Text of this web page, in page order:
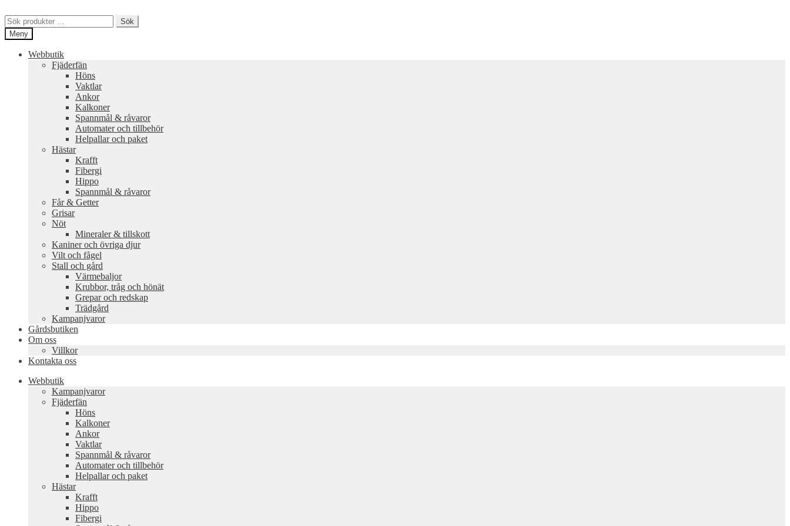
till
navigering
till
innehåll
Sök
efter:
Sök
Meny
Webbutik
Fjäderfän
Höns
Vaktlar
Ankor
Kalkoner
Spannmål & råvaror
Automater och tillbehör
Helpallar och paket
Hästar
Krafft
Fibergi
Hippo
Spannmål & råvaror
Får & Getter
Grisar
Nöt
Mineraler & tillskott
Kaniner och övriga djur
Vilt och fågel
Stall och gård
Värmebaljor
Krubbor, tråg och hönät
Grepar och redskap
Trädgård
Kampanjvaror
Gårdsbutiken
Om oss
Villkor
Kontakta oss
Webbutik
Kampanjvaror
Fjäderfän
Höns
Kalkoner
Ankor
Vaktlar
Spannmål & råvaror
Automater och tillbehör
Helpallar och paket
Hästar
Krafft
Hippo
Fibergi